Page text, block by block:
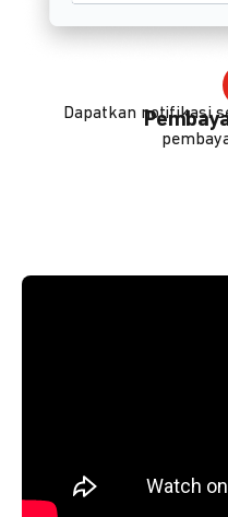
Dapatkan notifikasi